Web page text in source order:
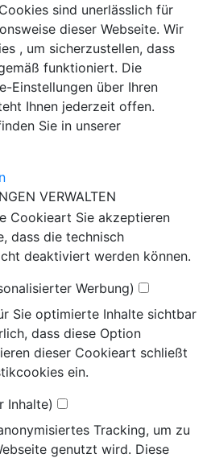
sind unerlässlich für
dieser Webseite. Wir
, um sicherzustellen, dass
funktioniert. Die
Einstellungen über Ihren
Ihnen jederzeit offen.
Sie in unserer
VERWALTEN
Cookieart Sie akzeptieren
dass die technisch
deaktiviert werden können.
Werbung)
Sie optimierte Inhalte sichtbar
dass diese Option
dieser Cookieart schließt
ein.
Inhalte)
Tracking, um zu
genutzt wird. Diese